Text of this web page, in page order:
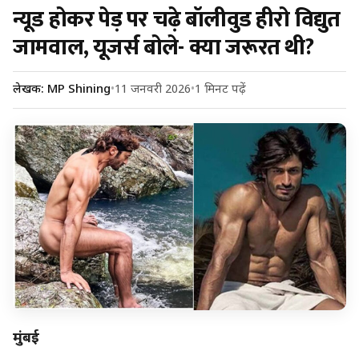
न्यूड होकर पेड़ पर चढ़े बॉलीवुड हीरो विद्युत
जामवाल, यूजर्स बोले- क्या जरूरत थी?
लेखक: MP Shining•11 जनवरी 2026•1 मिनट पढ़ें
मुंबई